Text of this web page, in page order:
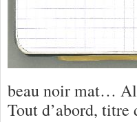
beau noir mat…
Tout d’abord, titre